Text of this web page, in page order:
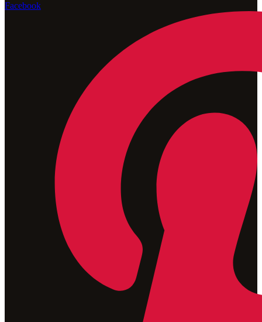
Facebook